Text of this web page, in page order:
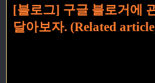
[블로그] 구글 블로거에
달아보자. (Related